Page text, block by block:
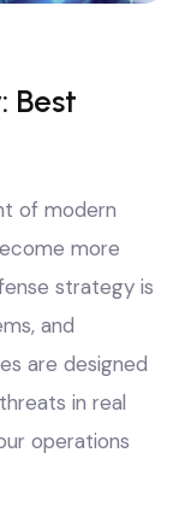
Best
of modern
more
strategy is
and
are designed
in real
operations